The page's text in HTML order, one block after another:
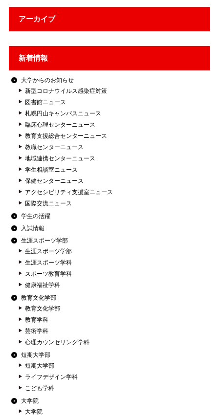
アーカイブ
新着情報
大学からのお知らせ
新型コロナウイルス感染症対策
図書館ニュース
札幌円山キャンパスニュース
臨床心理センターニュース
教育支援総合センターニュース
教職センターニュース
地域連携センターニュース
学生相談室ニュース
保健センターニュース
アクセシビリティ支援室ニュース
国際交流ニュース
学生の活躍
入試情報
生涯スポーツ学部
生涯スポーツ学部
生涯スポーツ学科
スポーツ教育学科
健康福祉学科
教育文化学部
教育文化学部
教育学科
芸術学科
心理カウンセリング学科
短期大学部
短期大学部
ライフデザイン学科
こども学科
大学院
大学院